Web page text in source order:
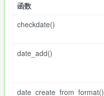
函数
checkdate()
date_add()
date_create_from_format()